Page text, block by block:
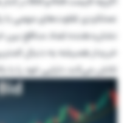
عملکردی تفاوت‌های مهمی با
نشان‌دهنده تضاد منافع بین
خریدار همیشه به دنبال
تلاش می‌کند دارایی خود را با